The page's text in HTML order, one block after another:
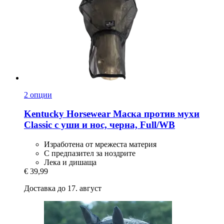
2 опции
Kentucky Horsewear Маска против мухи
Classic с уши и нос, черна, Full/WB
Изработена от мрежеста материя
С предпазител за ноздрите
Лека и дишаща
€ 39,99
Доставка до 17. август